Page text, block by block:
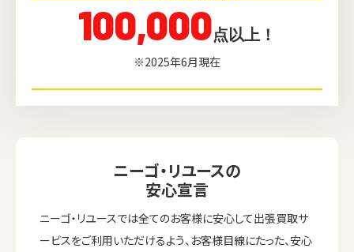
100,000点以上！
※2025年6月現在
ニーゴ・リユースの
安心宣言
ニーゴ・リユースでは全てのお客様に安心して出張買取サ
ービスをご利用いただけるよう、お客様目線にたった、安心